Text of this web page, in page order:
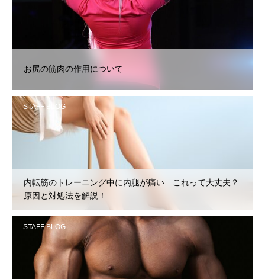
お尻の筋肉の作用について
STAFF BLOG
内転筋のトレーニング中に内腿が痛い…これって大丈夫？
原因と対処法を解説！
STAFF BLOG